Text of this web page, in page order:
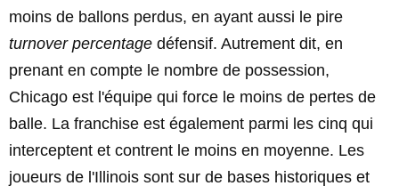
moins de ballons perdus, en ayant aussi le pire
turnover percentage défensif. Autrement dit, en
prenant en compte le nombre de possession,
Chicago est l'équipe qui force le moins de pertes de
balle. La franchise est également parmi les cinq qui
interceptent et contrent le moins en moyenne. Les
joueurs de l'Illinois sont sur de bases historiques et